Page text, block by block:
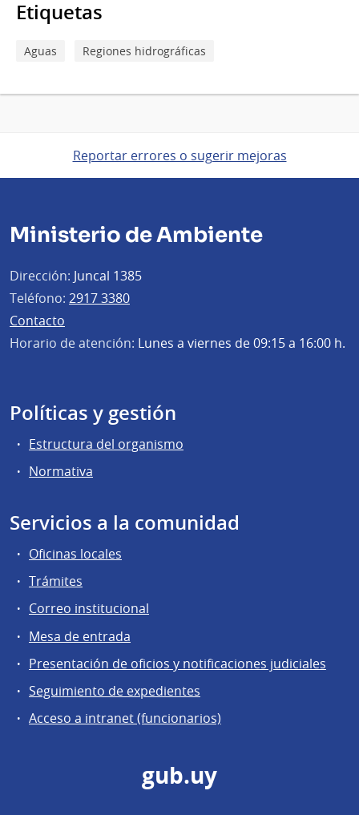
Etiquetas
Aguas Regiones hidrográficas
Reportar errores o sugerir mejoras
Ministerio de Ambiente
Dirección: Juncal 1385
Teléfono: 2917 3380
Contacto
Horario de atención: Lunes a viernes de 09:15 a 16:00 h.
Políticas y gestión
Estructura del organismo
Normativa
Servicios a la comunidad
Oficinas locales
Trámites
Correo institucional
Mesa de entrada
Presentación de oficios y notificaciones judiciales
Seguimiento de expedientes
Acceso a intranet (funcionarios)
gub.uy